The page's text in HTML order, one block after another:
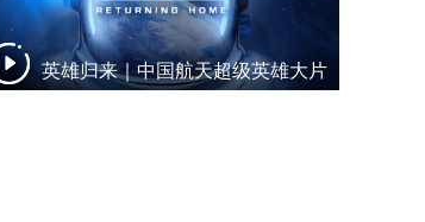
英雄归来｜中国航天超级英雄大片